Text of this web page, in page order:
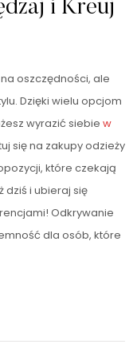
i Kreuj
oszczędności, ale
Dzięki wielu opcjom
wyrazić siebie w
się na zakupy odzieży
które czekają
dziś i ubieraj się
Odkrywanie
dla osób, które